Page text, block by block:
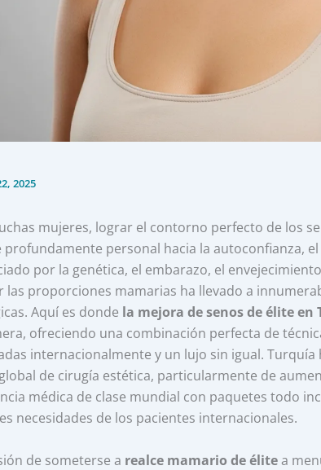
2025
mujeres, lograr el contorno perfecto de los
profundamente personal hacia la autoconfianza,
por la genética, el embarazo, el
las proporciones mamarias ha llevado a
Aquí es donde la mejora de senos de élite en
ofreciendo una combinación perfecta de
internacionalmente y un lujo sin igual.
de cirugía estética, particularmente de
médica de clase mundial con paquetes todo
necesidades de los pacientes internacionales.
de someterse a realce mamario de élitea